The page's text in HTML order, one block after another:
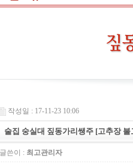
작성일 : 17-11-23 10:06
술집 숭실대 짚동가리쌩주 [고추장 불
글쓴이 : 최고관리자